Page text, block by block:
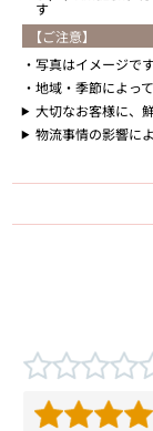
す
【ご注意】
写真はイメージです
地域・季節によっ
大切なお客様に、
物流事情の影響に